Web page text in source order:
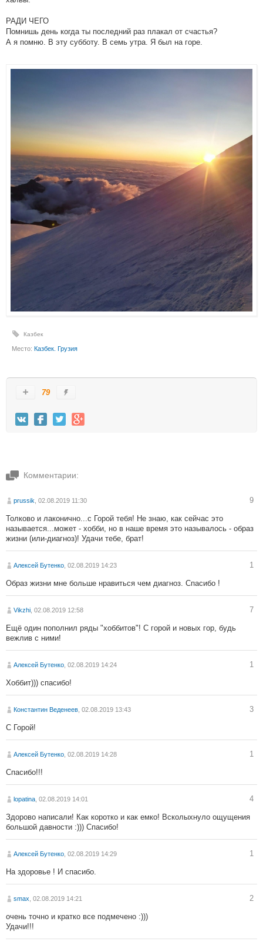
РАДИ ЧЕГО
Помнишь день когда ты последний раз плакал от счастья?
А я помню. В эту субботу. В семь утра. Я был на горе.
Казбек
Место: Казбек. Грузия
79
Комментарии:
prussik , 02.08.2019 11:30 9
Толково и лаконично...с Горой тебя! Не знаю, как сейчас это
называется...может - хобби, но в наше время это называлось - образ
жизни (или-диагноз)! Удачи тебе, брат!
Алексей Бутенко , 02.08.2019 14:23 1
Образ жизни мне больше нравиться чем диагноз. Спасибо !
Vikzhi , 02.08.2019 12:58 7
Ещё один пополнил ряды "хоббитов"! С горой и новых гор, будь
вежлив с ними!
Алексей Бутенко , 02.08.2019 14:24 1
Хоббит))) спасибо!
Константин Веденеев , 02.08.2019 13:43 3
С Горой!
Алексей Бутенко , 02.08.2019 14:28 1
Спасибо!!!
lopatina , 02.08.2019 14:01 4
Здорово написали! Как коротко и как емко! Всколыхнуло ощущения
большой давности :))) Спасибо!
Алексей Бутенко , 02.08.2019 14:29 1
На здоровье ! И спасибо.
smax , 02.08.2019 14:21 2
очень точно и кратко все подмечено :)))
Удачи!!!